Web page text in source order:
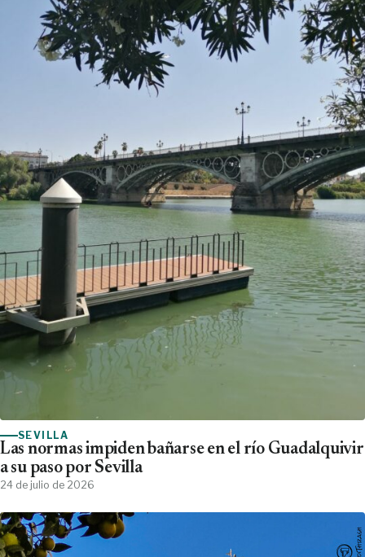
SEVILLA
Las normas impiden bañarse en el río Guadalquivir
a su paso por Sevilla
24 de julio de 2026